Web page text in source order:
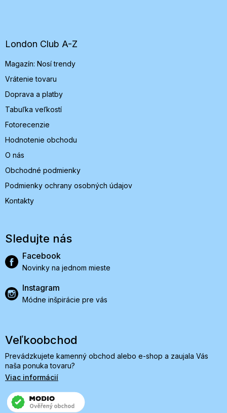
e
London Club A-Z
Magazín: Nosí trendy
Vrátenie tovaru
Doprava a platby
Tabuľka veľkostí
Fotorecenzie
Hodnotenie obchodu
O nás
Obchodné podmienky
Podmienky ochrany osobných údajov
Kontakty
Sledujte nás
Facebook
Novinky na jednom mieste
Instagram
Módne inšpirácie pre vás
Veľkoobchod
Prevádzkujete kamenný obchod alebo e-shop a zaujala Vás
naša ponuka tovaru?
Viac informácií